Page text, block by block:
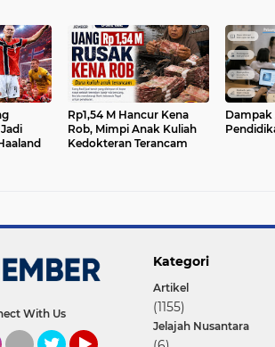
Rp1,54 M Hancur Kena
Rob, Mimpi Anak Kuliah
Kedokteran Terancam
Dampak
With Us
Kategori
Artikel
(1155)
Jelajah Nusantara